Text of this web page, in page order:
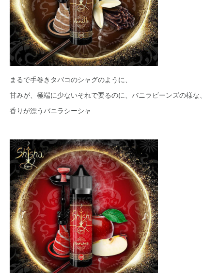
まるで手巻きタバコのシャグのように、
甘みが、極端に少ないそれで要るのに、バニラビーンズの様な、
香りが漂うバニラシーシャ